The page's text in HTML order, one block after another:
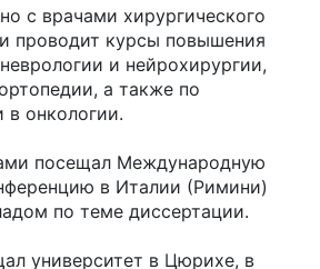
с врачами хирургического
проводит курсы повышения
и нейрохирургии,
а также по
в онкологии.
посещал Международную
в Италии (Римини)
по теме диссертации.
университет в Цюрихе, в